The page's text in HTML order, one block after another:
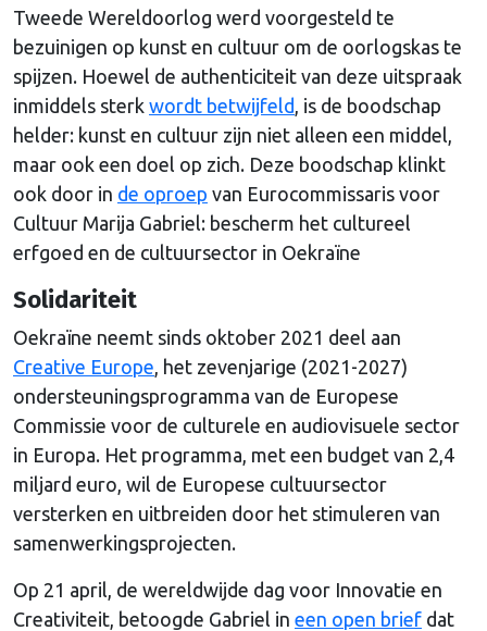
Tweede Wereldoorlog werd voorgesteld te
bezuinigen op kunst en cultuur om de oorlogskas te
spijzen. Hoewel de authenticiteit van deze uitspraak
inmiddels sterk wordt betwijfeld , is de boodschap
helder: kunst en cultuur zijn niet alleen een middel,
maar ook een doel op zich. Deze boodschap klinkt
ook door in de oproep van Eurocommissaris voor
Cultuur Marija Gabriel: bescherm het cultureel
erfgoed en de cultuursector in Oekraïne
Solidariteit
Oekraïne neemt sinds oktober 2021 deel aan
Creative Europe , het zevenjarige (2021-2027)
ondersteuningsprogramma van de Europese
Commissie voor de culturele en audiovisuele sector
in Europa. Het programma, met een budget van 2,4
miljard euro, wil de Europese cultuursector
versterken en uitbreiden door het stimuleren van
samenwerkingsprojecten.
Op 21 april, de wereldwijde dag voor Innovatie en
Creativiteit, betoogde Gabriel in een open brief dat